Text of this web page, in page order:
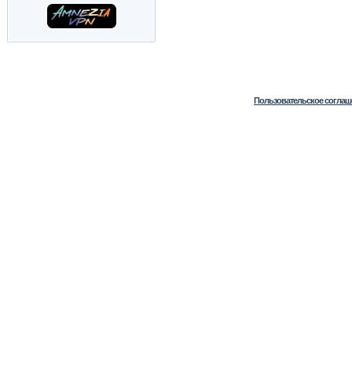
Пользовательское